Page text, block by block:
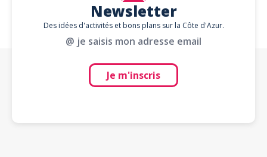
Newsletter
Des idées d'activités et bons plans sur la Côte d'Azur.
@ je saisis mon adresse email
Je m'inscris